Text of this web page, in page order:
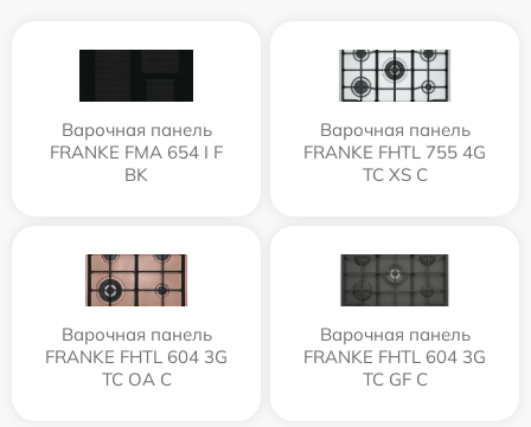
Варочная панель
FRANKE FMA 654 I F
BK
Варочная панель
FRANKE FHTL 755 4G
TC XS C
Варочная панель
FRANKE FHTL 604 3G
TC OA C
Варочная панель
FRANKE FHTL 604 3G
TC GF C